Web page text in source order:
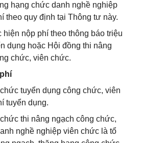
hạng chức danh nghề nghiệp
theo quy định tại Thông tư này.
nộp phí theo thông báo triệu
dụng hoặc Hội đồng thi nâng
chức, viên chức.
tuyển dụng công chức, viên
tuyển dụng.
thi nâng ngạch công chức,
nghề nghiệp viên chức là tổ